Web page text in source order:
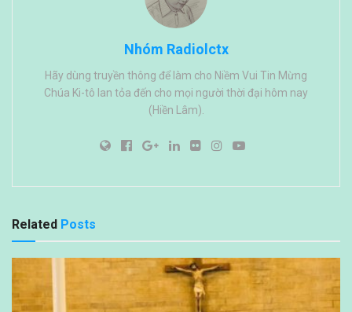
Nhóm Radiolctx
Hãy dùng truyền thông để làm cho Niềm Vui Tin Mừng
Chúa Ki-tô lan tỏa đến cho mọi người thời đại hôm nay
(Hiền Lâm).
Related Posts